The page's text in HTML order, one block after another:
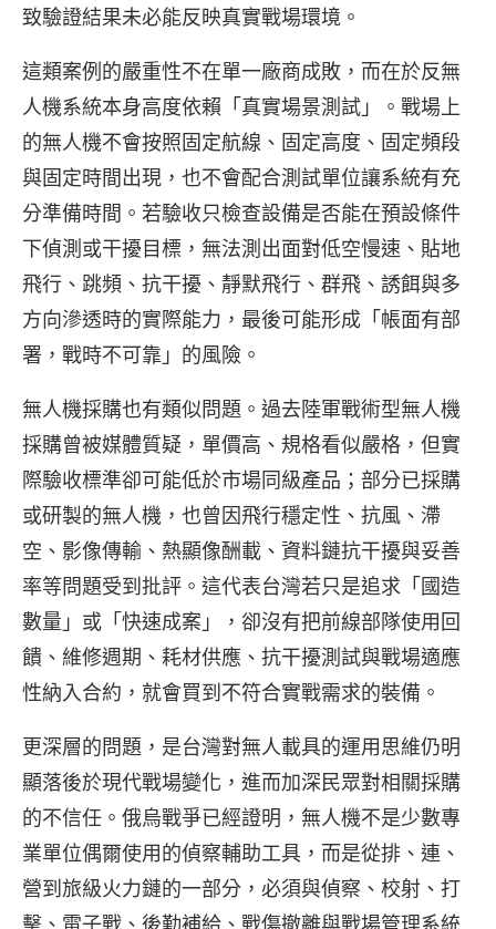
致驗證結果未必能反映真實戰場環境。
這類案例的嚴重性不在單一廠商成敗，而在於反無
人機系統本身高度依賴「真實場景測試」。戰場上
的無人機不會按照固定航線、固定高度、固定頻段
與固定時間出現，也不會配合測試單位讓系統有充
分準備時間。若驗收只檢查設備是否能在預設條件
下偵測或干擾目標，無法測出面對低空慢速、貼地
飛行、跳頻、抗干擾、靜默飛行、群飛、誘餌與多
方向滲透時的實際能力，最後可能形成「帳面有部
署，戰時不可靠」的風險。
無人機採購也有類似問題。過去陸軍戰術型無人機
採購曾被媒體質疑，單價高、規格看似嚴格，但實
際驗收標準卻可能低於市場同級產品；部分已採購
或研製的無人機，也曾因飛行穩定性、抗風、滯
空、影像傳輸、熱顯像酬載、資料鏈抗干擾與妥善
率等問題受到批評。這代表台灣若只是追求「國造
數量」或「快速成案」，卻沒有把前線部隊使用回
饋、維修週期、耗材供應、抗干擾測試與戰場適應
性納入合約，就會買到不符合實戰需求的裝備。
更深層的問題，是台灣對無人載具的運用思維仍明
顯落後於現代戰場變化，進而加深民眾對相關採購
的不信任。俄烏戰爭已經證明，無人機不是少數專
業單位偶爾使用的偵察輔助工具，而是從排、連、
營到旅級火力鏈的一部分，必須與偵察、校射、打